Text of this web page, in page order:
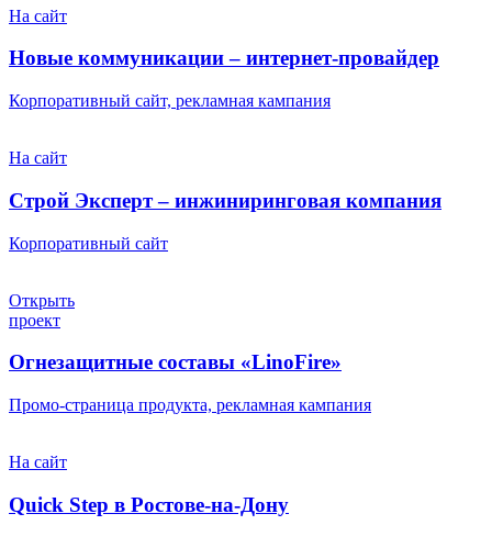
На сайт
Новые коммуникации – интернет-провайдер
Корпоративный сайт, рекламная кампания
На сайт
Строй Эксперт – инжиниринговая компания
Корпоративный сайт
Открыть
проект
Огнезащитные составы «LinoFire»
Промо-страница продукта, рекламная кампания
На сайт
Quick Step в Ростове-на-Дону